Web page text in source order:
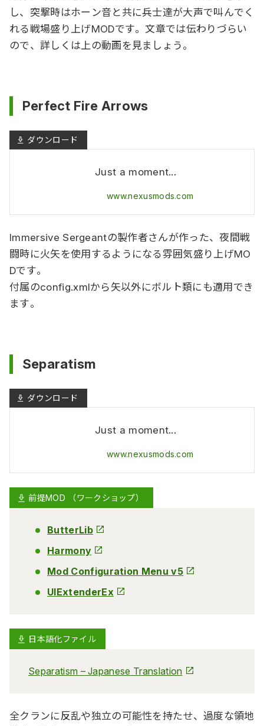
し、突撃時はホーン音と共に兵士達が大声で叫んでく
れる戦場盛り上げMODです。文章では伝わりづらい
ので、詳しくは上の動画を見ましょう。
Perfect Fire Arrows
Just a moment...
www.nexusmods.com
Immersive Sergeantの製作者さんが作った、夜間戦
闘時に火矢を使用するようになる雰囲気盛り上げMO
Dです。
付属のconfig.xmlから矢以外にボルト類にも適用でき
ます。
Separatism
Just a moment...
www.nexusmods.com
前提MOD （ワークショップ）
ButterLib
Harmony
Mod Configuration Menu v5
UIExtenderEx
日本語化ファイル
Separatism – Japanese Translation
全クランに反乱や独立の可能性を持たせ、過度な領地